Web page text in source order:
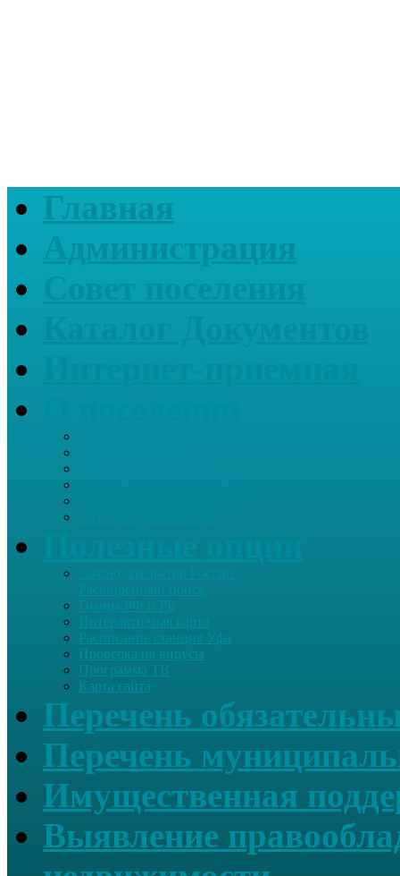
Главная
Администрация
Гимны РФ и РБ
Интерактивная карта
Расписание станция Уфа
Проверка на вирусы
Программа ТВ
Карта сайта
Перечень
Перечень
Имущественная
Выявление